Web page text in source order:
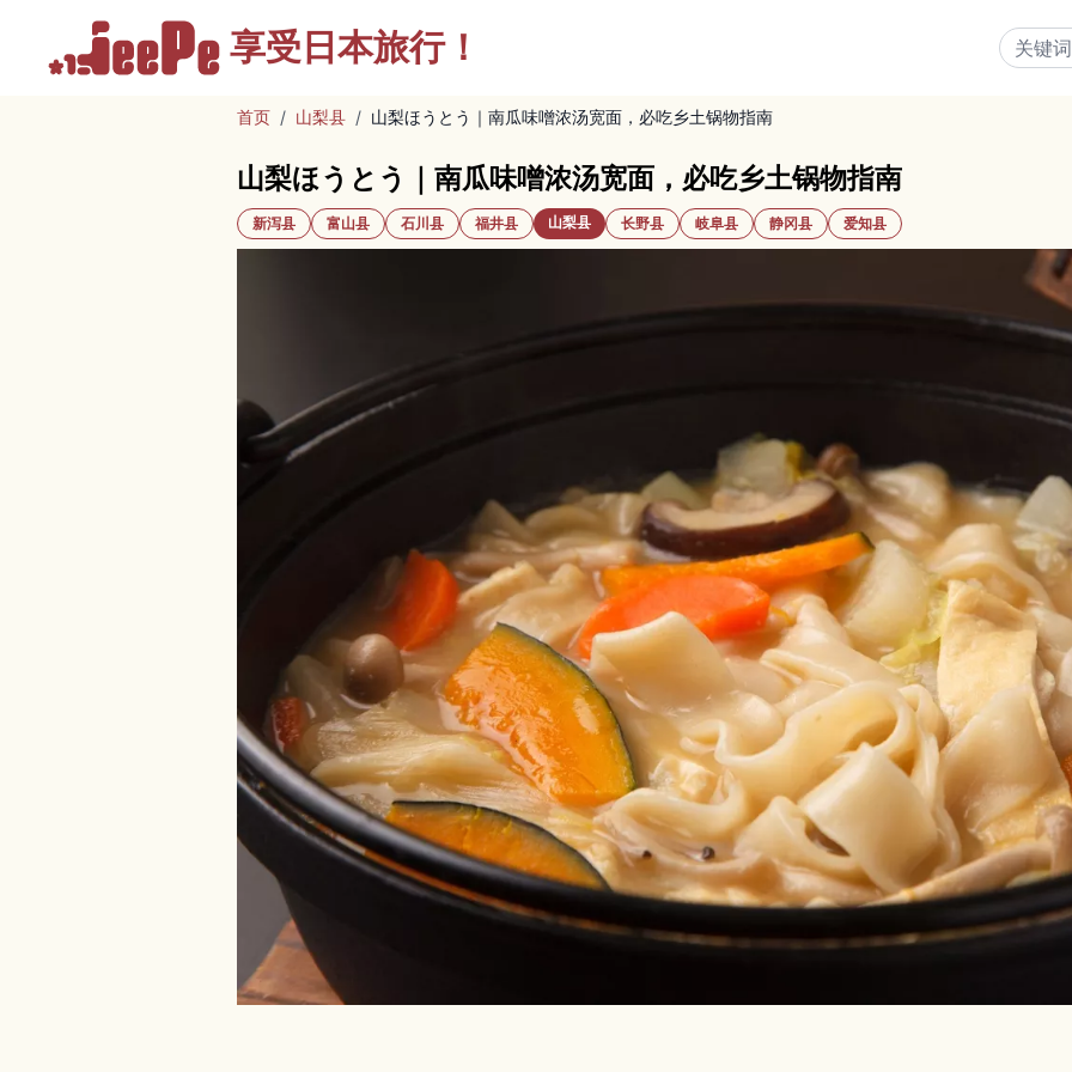
享受 日本旅行！
首页 / 山梨县 / 山梨ほうとう｜南瓜味噌浓汤宽面，必吃乡土锅物指南
山梨ほうとう｜南瓜味噌浓汤宽面，必吃乡土锅物指南
新泻县 富山县 石川县 福井县 山梨县 长野县 岐阜县 静冈县 爱知县